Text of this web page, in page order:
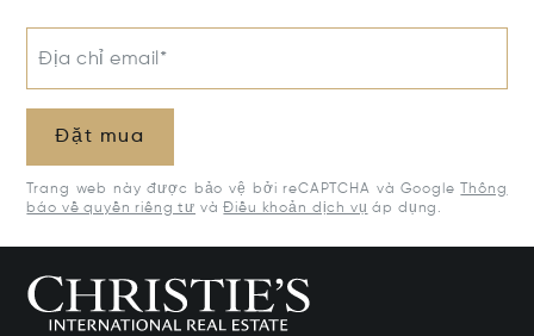
Địa chỉ email*
Đặt mua
Trang web này được bảo vệ bởi reCAPTCHA và Google
Thông
báo về quyền riêng tư vàĐiều khoản dịch vụ áp dụng.